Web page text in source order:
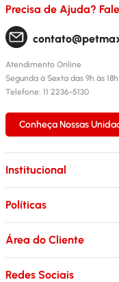
Precisa de Ajuda?
Atendimento Online
Segunda à Sexta das 9h às 18h
Telefone: 11 2236-5130
Conheça Nossas
Institucional
Políticas
Área do Cliente
Redes Sociais